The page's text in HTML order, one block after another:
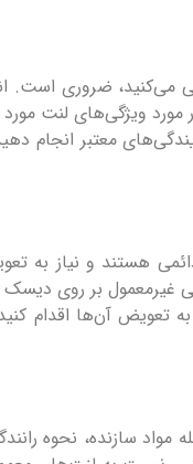
می‌کنید، ضروری است.
ویژگی‌های لنت
معتبر انجام
هستند و نیاز به
غیرمعمول بر روی
آن‌ها اقدام
سازنده، نحوه